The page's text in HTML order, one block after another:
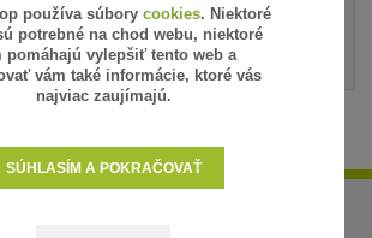
ratan v metráži
používa súbory cookies. Niektoré
potrebné na chod webu, niektoré
pomáhajú vylepšiť tento web a
vám také informácie, ktoré vás
najviac zaujímajú.
SÚHLASÍM A POKRAČOVAŤ